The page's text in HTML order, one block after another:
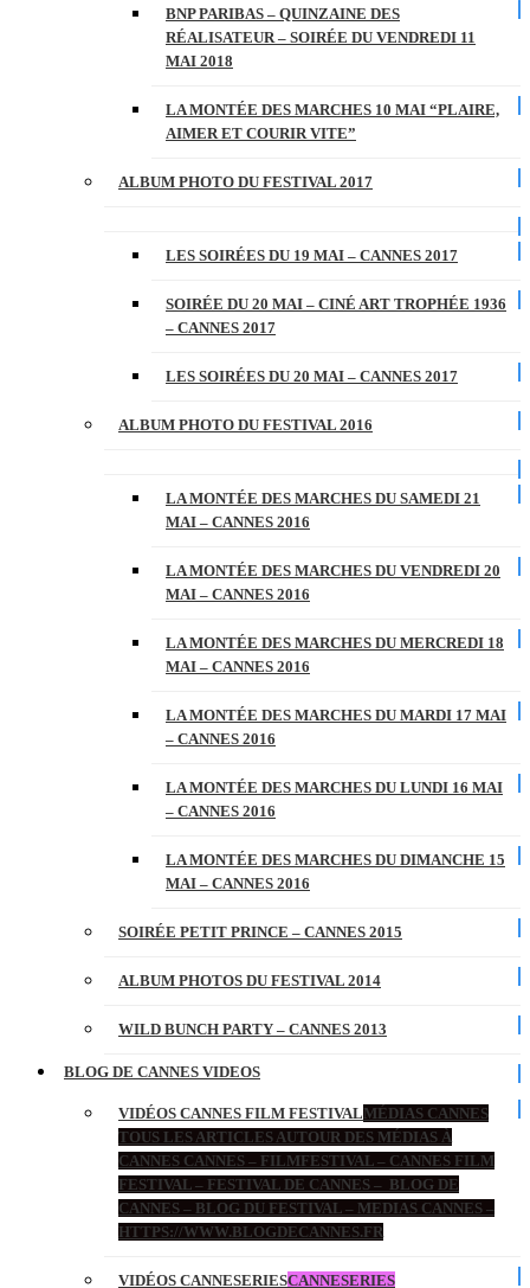
BNP PARIBAS – QUINZAINE DES
RÉALISATEUR – SOIRÉE DU VENDREDI 11
MAI 2018
LA MONTÉE DES MARCHES 10 MAI “PLAIRE,
AIMER ET COURIR VITE”
ALBUM PHOTO DU FESTIVAL 2017
LES SOIRÉES DU 19 MAI – CANNES 2017
SOIRÉE DU 20 MAI – CINÉ ART TROPHÉE 1936
– CANNES 2017
LES SOIRÉES DU 20 MAI – CANNES 2017
ALBUM PHOTO DU FESTIVAL 2016
LA MONTÉE DES MARCHES DU SAMEDI 21
MAI – CANNES 2016
LA MONTÉE DES MARCHES DU VENDREDI 20
MAI – CANNES 2016
LA MONTÉE DES MARCHES DU MERCREDI 18
MAI – CANNES 2016
LA MONTÉE DES MARCHES DU MARDI 17 MAI
– CANNES 2016
LA MONTÉE DES MARCHES DU LUNDI 16 MAI
– CANNES 2016
LA MONTÉE DES MARCHES DU DIMANCHE 15
MAI – CANNES 2016
SOIRÉE PETIT PRINCE – CANNES 2015
ALBUM PHOTOS DU FESTIVAL 2014
WILD BUNCH PARTY – CANNES 2013
BLOG DE CANNES VIDEOS
VIDÉOS CANNES FILM FESTIVALMÉDIAS CANNES
TOUS LES ARTICLES AUTOUR DES MÉDIAS À
CANNES CANNES – FILMFESTIVAL – CANNES FILM
FESTIVAL – FESTIVAL DE CANNES – BLOG DE
CANNES – BLOG DU FESTIVAL – MEDIAS CANNES –
HTTPS://WWW.BLOGDECANNES.FR
VIDÉOS CANNESERIESCANNESERIES